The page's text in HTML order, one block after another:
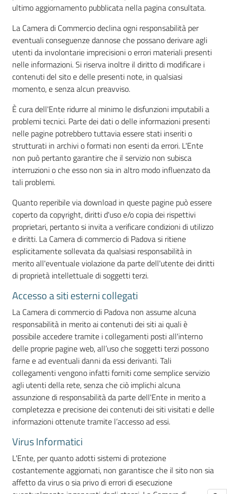
Seguici
su
ultimo aggiornamento pubblicata nella pagina consultata.
La Camera di Commercio declina ogni responsabilità per
eventuali conseguenze dannose che possano derivare agli
utenti da involontarie imprecisioni o errori materiali presenti
nelle informazioni. Si riserva inoltre il diritto di modificare i
contenuti del sito e delle presenti note, in qualsiasi
momento, e senza alcun preavviso.
È cura dell'Ente ridurre al minimo le disfunzioni imputabili a
problemi tecnici. Parte dei dati o delle informazioni presenti
nelle pagine potrebbero tuttavia essere stati inseriti o
strutturati in archivi o formati non esenti da errori. L'Ente
non può pertanto garantire che il servizio non subisca
interruzioni o che esso non sia in altro modo influenzato da
tali problemi.
Quanto reperibile via download in queste pagine può essere
coperto da copyright, diritti d'uso e/o copia dei rispettivi
proprietari, pertanto si invita a verificare condizioni di utilizzo
e diritti. La Camera di commercio di Padova si ritiene
esplicitamente sollevata da qualsiasi responsabilità in
merito all'eventuale violazione da parte dell'utente dei diritti
di proprietà intellettuale di soggetti terzi.
Accesso a siti esterni collegati
La Camera di commercio di Padova non assume alcuna
responsabilità in merito ai contenuti dei siti ai quali è
possibile accedere tramite i collegamenti posti all'interno
delle proprie pagine web, all’uso che soggetti terzi possono
farne e ad eventuali danni da essi derivanti. Tali
collegamenti vengono infatti forniti come semplice servizio
agli utenti della rete, senza che ciò implichi alcuna
assunzione di responsabilità da parte dell'Ente in merito a
completezza e precisione dei contenuti dei siti visitati e delle
informazioni ottenute tramite l’accesso ad essi.
Virus Informatici
L'Ente, per quanto adotti sistemi di protezione
costantemente aggiornati, non garantisce che il sito non sia
affetto da virus o sia privo di errori di esecuzione